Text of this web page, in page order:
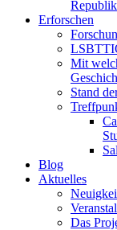
Republik
Erforschen
Mit
Stand
Blog
Aktuelles
Das